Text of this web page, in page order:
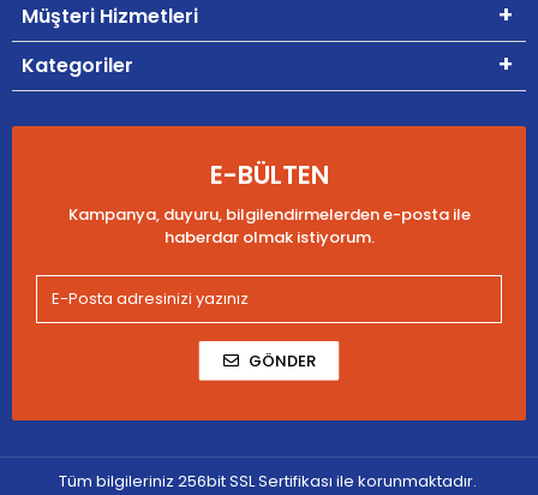
Müşteri Hizmetleri
Kategoriler
E-BÜLTEN
Kampanya, duyuru, bilgilendirmelerden e-posta ile
haberdar olmak istiyorum.
GÖNDER
Tüm bilgileriniz 256bit SSL Sertifikası ile korunmaktadır.